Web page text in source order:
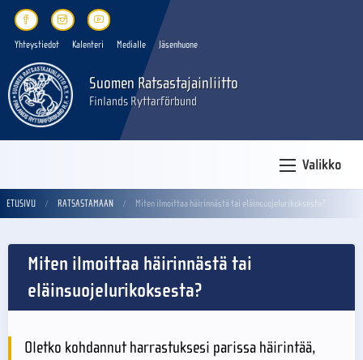
Yhteystiedot Kalenteri Medialle Jäsenhuone
Suomen Ratsastajainliitto
Finlands Ryttarförbund
Valikko
ETUSIVU RATSASTAMAAN Miten ilmoittaa häirinnästä tai eläinsuojelurikoksesta?
Miten ilmoittaa häirinnästä tai
eläinsuojelurikoksesta?
Oletko kohdannut harrastuksesi parissa häirintää,